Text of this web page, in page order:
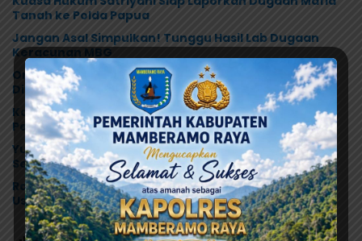
Tanah ke Polda Papua
Jangan Asal Simpulkan! Tunggu Hasil Lab Dugaan
Keracunan MBG
Orang Tua Kecewa, Korban MBG Depapre
Dipulangkan Saat Masih Muntah dan Diare
Korban Bertambah, Orang Tua Murid Desak MBG di
Pesisir Tanah Merah Dihentikan
Yunus Wonda: Data Korban MBG Akan Diumumkan
Setelah Observasi Tiga Hari
Ramses Wally Minta Program MBG Dievaluasi Total,
Usul Dana Langsung Dikelola Sekolah